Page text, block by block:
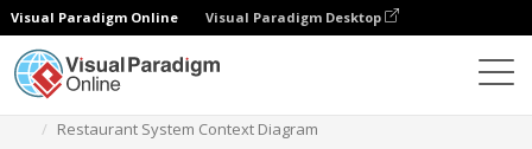
Visual Paradigm Online Visual Paradigm Desktop
Restaurant System Context Diagram